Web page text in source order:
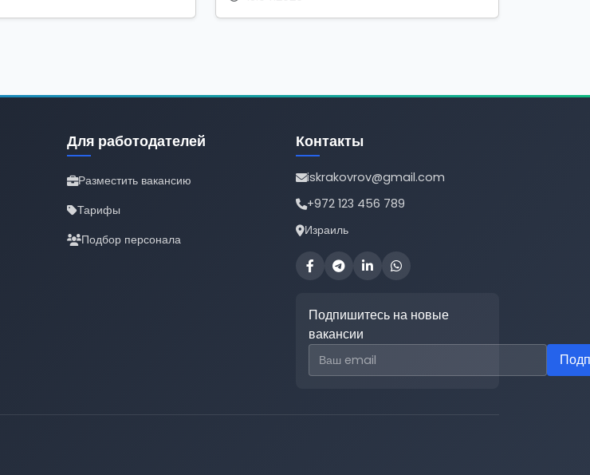
Для работодателей
Разместить вакансию
Тарифы
Подбор персонала
Контакты
iskrakovrov@gmail.com
+972 123 456 789
Израиль
Подпишитесь на новые
вакансии
Email для подписки